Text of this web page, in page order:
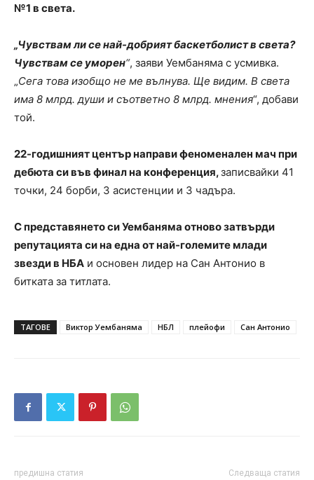
№1 в света.
„Чувствам ли се най-добрият баскетболист в света?
Чувствам се уморен“, заяви Уембаняма с усмивка.
„Сега това изобщо не ме вълнува. Ще видим. В света
има 8 млрд. души и съответно 8 млрд. мнения“, добави
той.
22-годишният център направи феноменален мач при
дебюта си във финал на конференция,записвайки 41
точки, 24 борби, 3 асистенции и 3 чадъра.
С представянето си Уембаняма отново затвърди
репутацията си на една от най-големите млади
звезди в НБА и основен лидер на Сан Антонио в
битката за титлата.
ТАГОВЕ Виктор Уембаняма НБЛ плейофи Сан Антонио
предишна статия Следваща статия